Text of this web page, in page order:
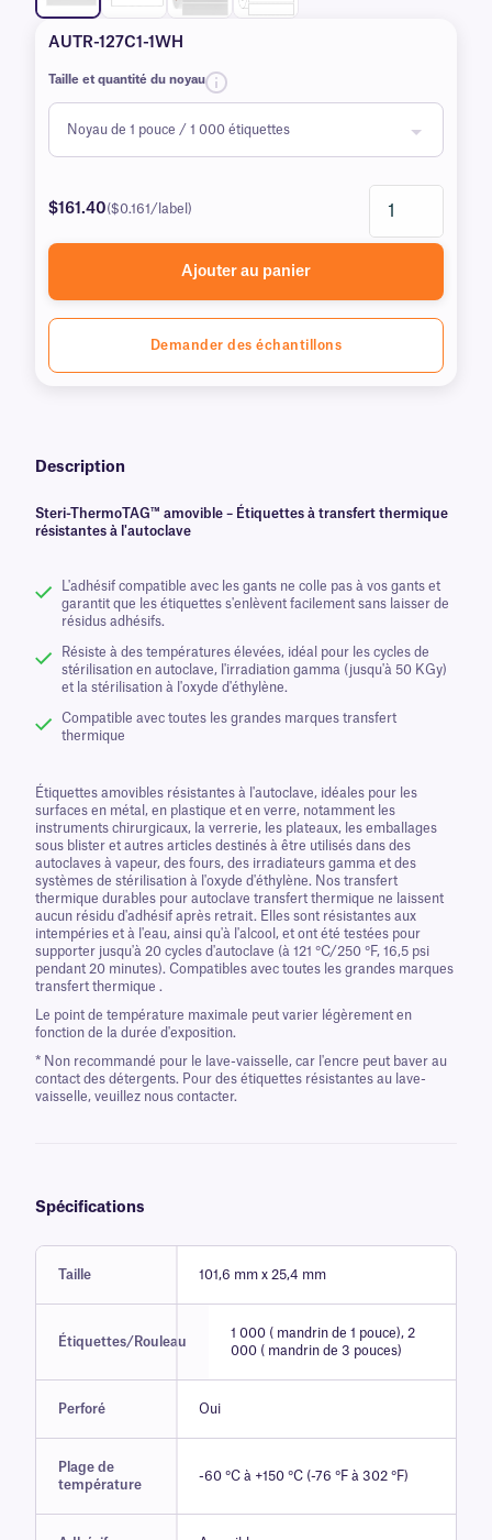
AUTR-127C1-1WH
Taille et quantité du noyau
$161.40($0.161/label)
Ajouter au panier
Demander des échantillons
Description
Steri-ThermoTAG™ amovible – Étiquettes à transfert thermique
résistantes à l'autoclave
L'adhésif compatible avec les gants ne colle pas à vos gants et
garantit que les étiquettes s'enlèvent facilement sans laisser de
résidus adhésifs.
Résiste à des températures élevées, idéal pour les cycles de
stérilisation en autoclave, l'irradiation gamma (jusqu'à 50 KGy)
et la stérilisation à l'oxyde d'éthylène.
Compatible avec toutes les grandes marques transfert
thermique
Étiquettes amovibles résistantes à l'autoclave, idéales pour les
surfaces en métal, en plastique et en verre, notamment les
instruments chirurgicaux, la verrerie, les plateaux, les emballages
sous blister et autres articles destinés à être utilisés dans des
autoclaves à vapeur, des fours, des irradiateurs gamma et des
systèmes de stérilisation à l'oxyde d'éthylène. Nos transfert
thermique durables pour autoclave transfert thermique ne laissent
aucun résidu d'adhésif après retrait. Elles sont résistantes aux
intempéries et à l'eau, ainsi qu'à l'alcool, et ont été testées pour
supporter jusqu'à 20 cycles d'autoclave (à 121 °C/250 °F, 16,5 psi
pendant 20 minutes). Compatibles avec toutes les grandes marques
transfert thermique .
Le point de température maximale peut varier légèrement en
fonction de la durée d'exposition.
* Non recommandé pour le lave-vaisselle, car l'encre peut baver au
contact des détergents. Pour des étiquettes résistantes au lave-
vaisselle, veuillez nous contacter.
Spécifications
Taille 101,6 mm x 25,4 mm
Étiquettes/Rouleau
1 000 ( mandrin de 1 pouce), 2
000 ( mandrin de 3 pouces)
Perforé Oui
Plage de
température
-60 °C à +150 °C (-76 °F à 302 °F)